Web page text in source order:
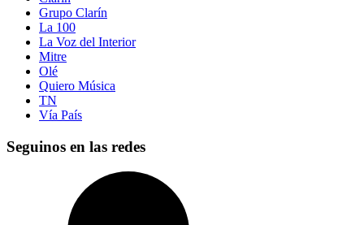
Grupo Clarín
La 100
La Voz del Interior
Mitre
Olé
Quiero Música
TN
Vía País
Seguinos en las redes